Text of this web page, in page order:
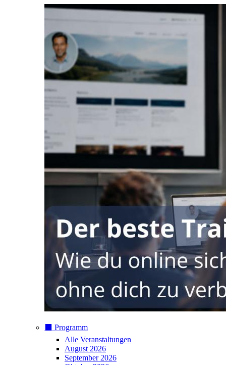
⬛️ Programm
Alle Veranstaltungen
August 2026
September 2026